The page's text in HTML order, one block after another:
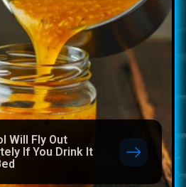
Will Fly Out
If You Drink It